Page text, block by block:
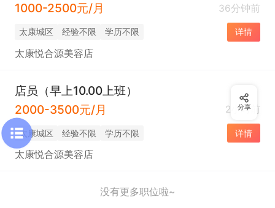
1000-2500元/月
36分钟前
太康城区 经验不限 学历不限 详情
太康悦合源美容店
店员（早上10.00上班）
2000-3500元/月
2小时前
太康城区 经验不限 学历不限 详情
太康悦合源美容店
没有更多职位啦~
分享